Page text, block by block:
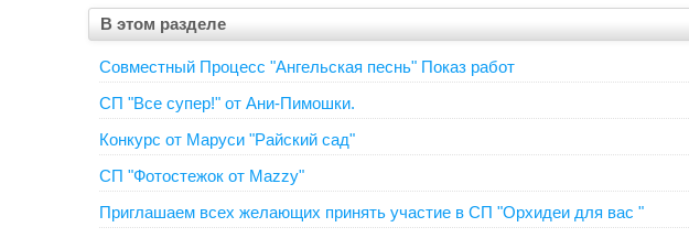
В этом разделе
Совместный Процесс "Ангельская песнь" Показ работ
СП "Все супер!" от Ани-Пимошки.
Конкурс от Маруси "Райский сад"
СП "Фотостежок от Mazzy"
Приглашаем всех желающих принять участие в СП "Орхидеи для вас "